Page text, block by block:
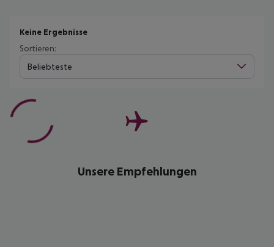
Keine Ergebnisse
Sortieren:
Beliebteste
Unsere Empfehlungen